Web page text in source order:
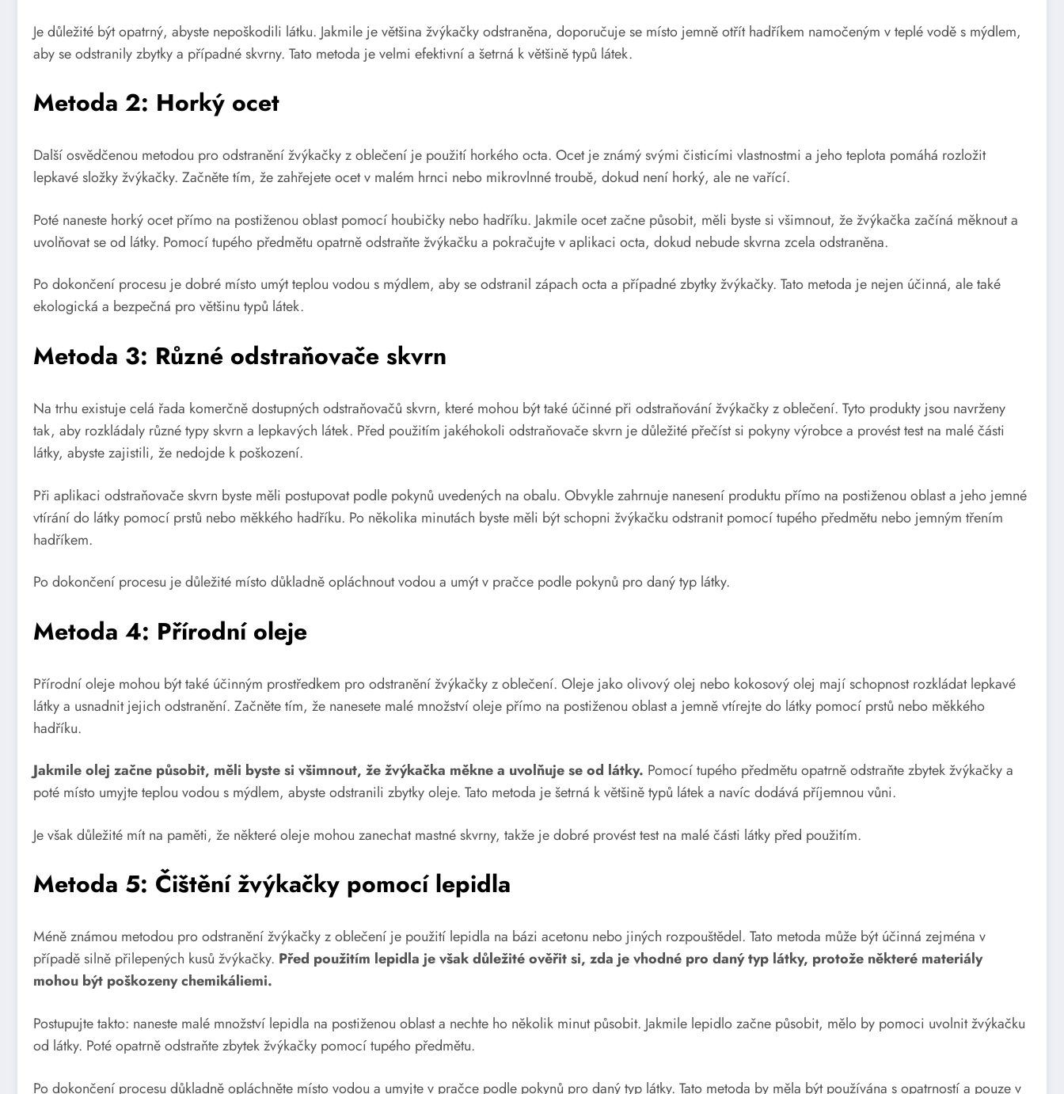
Je důležité být opatrný, abyste nepoškodili látku. Jakmile je většina žvýkačky odstraněna, doporučuje se místo jemně otřít hadříkem namočeným v teplé vodě s mýdlem,
aby se odstranily zbytky a případné skvrny. Tato metoda je velmi efektivní a šetrná k většině typů látek.
Metoda 2: Horký ocet
Další osvědčenou metodou pro odstranění žvýkačky z oblečení je použití horkého octa. Ocet je známý svými čisticími vlastnostmi a jeho teplota pomáhá rozložit
lepkavé složky žvýkačky. Začněte tím, že zahřejete ocet v malém hrnci nebo mikrovlnné troubě, dokud není horký, ale ne vařící.
Poté naneste horký ocet přímo na postiženou oblast pomocí houbičky nebo hadříku. Jakmile ocet začne působit, měli byste si všimnout, že žvýkačka začíná měknout a
uvolňovat se od látky. Pomocí tupého předmětu opatrně odstraňte žvýkačku a pokračujte v aplikaci octa, dokud nebude skvrna zcela odstraněna.
Po dokončení procesu je dobré místo umýt teplou vodou s mýdlem, aby se odstranil zápach octa a případné zbytky žvýkačky. Tato metoda je nejen účinná, ale také
ekologická a bezpečná pro většinu typů látek.
Metoda 3: Různé odstraňovače skvrn
Na trhu existuje celá řada komerčně dostupných odstraňovačů skvrn, které mohou být také účinné při odstraňování žvýkačky z oblečení. Tyto produkty jsou navrženy
tak, aby rozkládaly různé typy skvrn a lepkavých látek. Před použitím jakéhokoli odstraňovače skvrn je důležité přečíst si pokyny výrobce a provést test na malé části
látky, abyste zajistili, že nedojde k poškození.
Při aplikaci odstraňovače skvrn byste měli postupovat podle pokynů uvedených na obalu. Obvykle zahrnuje nanesení produktu přímo na postiženou oblast a jeho jemné
vtírání do látky pomocí prstů nebo měkkého hadříku. Po několika minutách byste měli být schopni žvýkačku odstranit pomocí tupého předmětu nebo jemným třením
hadříkem.
Po dokončení procesu je důležité místo důkladně opláchnout vodou a umýt v pračce podle pokynů pro daný typ látky.
Metoda 4: Přírodní oleje
Přírodní oleje mohou být také účinným prostředkem pro odstranění žvýkačky z oblečení. Oleje jako olivový olej nebo kokosový olej mají schopnost rozkládat lepkavé
látky a usnadnit jejich odstranění. Začněte tím, že nanesete malé množství oleje přímo na postiženou oblast a jemně vtírejte do látky pomocí prstů nebo měkkého
hadříku.
Jakmile olej začne působit, měli byste si všimnout, že žvýkačka měkne a uvolňuje se od látky. Pomocí tupého předmětu opatrně odstraňte zbytek žvýkačky a
poté místo umyjte teplou vodou s mýdlem, abyste odstranili zbytky oleje. Tato metoda je šetrná k většině typů látek a navíc dodává příjemnou vůni.
Je však důležité mít na paměti, že některé oleje mohou zanechat mastné skvrny, takže je dobré provést test na malé části látky před použitím.
Metoda 5: Čištění žvýkačky pomocí lepidla
Méně známou metodou pro odstranění žvýkačky z oblečení je použití lepidla na bázi acetonu nebo jiných rozpouštědel. Tato metoda může být účinná zejména v
případě silně přilepených kusů žvýkačky. Před použitím lepidla je však důležité ověřit si, zda je vhodné pro daný typ látky, protože některé materiály
mohou být poškozeny chemikáliemi.
Postupujte takto: naneste malé množství lepidla na postiženou oblast a nechte ho několik minut působit. Jakmile lepidlo začne působit, mělo by pomoci uvolnit žvýkačku
od látky. Poté opatrně odstraňte zbytek žvýkačky pomocí tupého předmětu.
Po dokončení procesu důkladně opláchněte místo vodou a umyjte v pračce podle pokynů pro daný typ látky. Tato metoda by měla být používána s opatrností a pouze v